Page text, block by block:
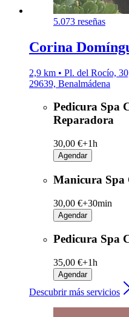
5.073 reseñas
Corina
2,9 km • Pl. del Rocío,
29639, Benalmádena
Pedicura Spa
Reparadora
30,00 €+1h
Agendar
Manicura Spa
30,00 €+30min
Agendar
Pedicura Spa
35,00 €+1h
Agendar
Descubrir más servicios